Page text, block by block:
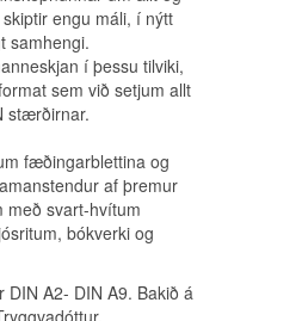
engu máli, í nýtt
samhengi.
í þessu tilviki,
sem við setjum allt
stærðirnar.
fæðingarblettina og
af þremur
með svart-hvítum
bókverki og
DIN A2- DIN A9. Bakið á
DIN A2- DIN A9. Bakið á
DIN A6. Guðrún
að framan og að
og ljósrit DIN A4. Ég, til
via POSTE RESTANTE.
Tryggvadóttir.
- Bókverk. Guðrún
í vasabrotsútgáfu í
A6 að framan og
Gefin út í 10
á þunnan
Line) og stimplaði
sendanda,
RESTANTE, borg og
af öllum ljósmyndunum
þau í Din A5 stærð, fór
og sendi af stað.
því annars vegar þau
til baka eða ég náði í
ljósrit (7 bréf) af
fékk ekki send til
alþjóðlegar reglur segi
POSTE RESTANTE